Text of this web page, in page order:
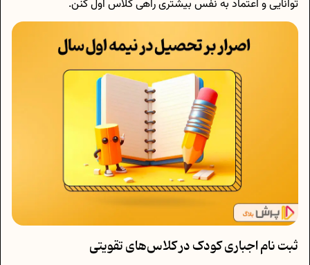
توانایی و اعتماد به نفس بیشتری راهی کلاس اول کنن.
ثبت نام اجباری کودک در کلاس‌های تقویتی